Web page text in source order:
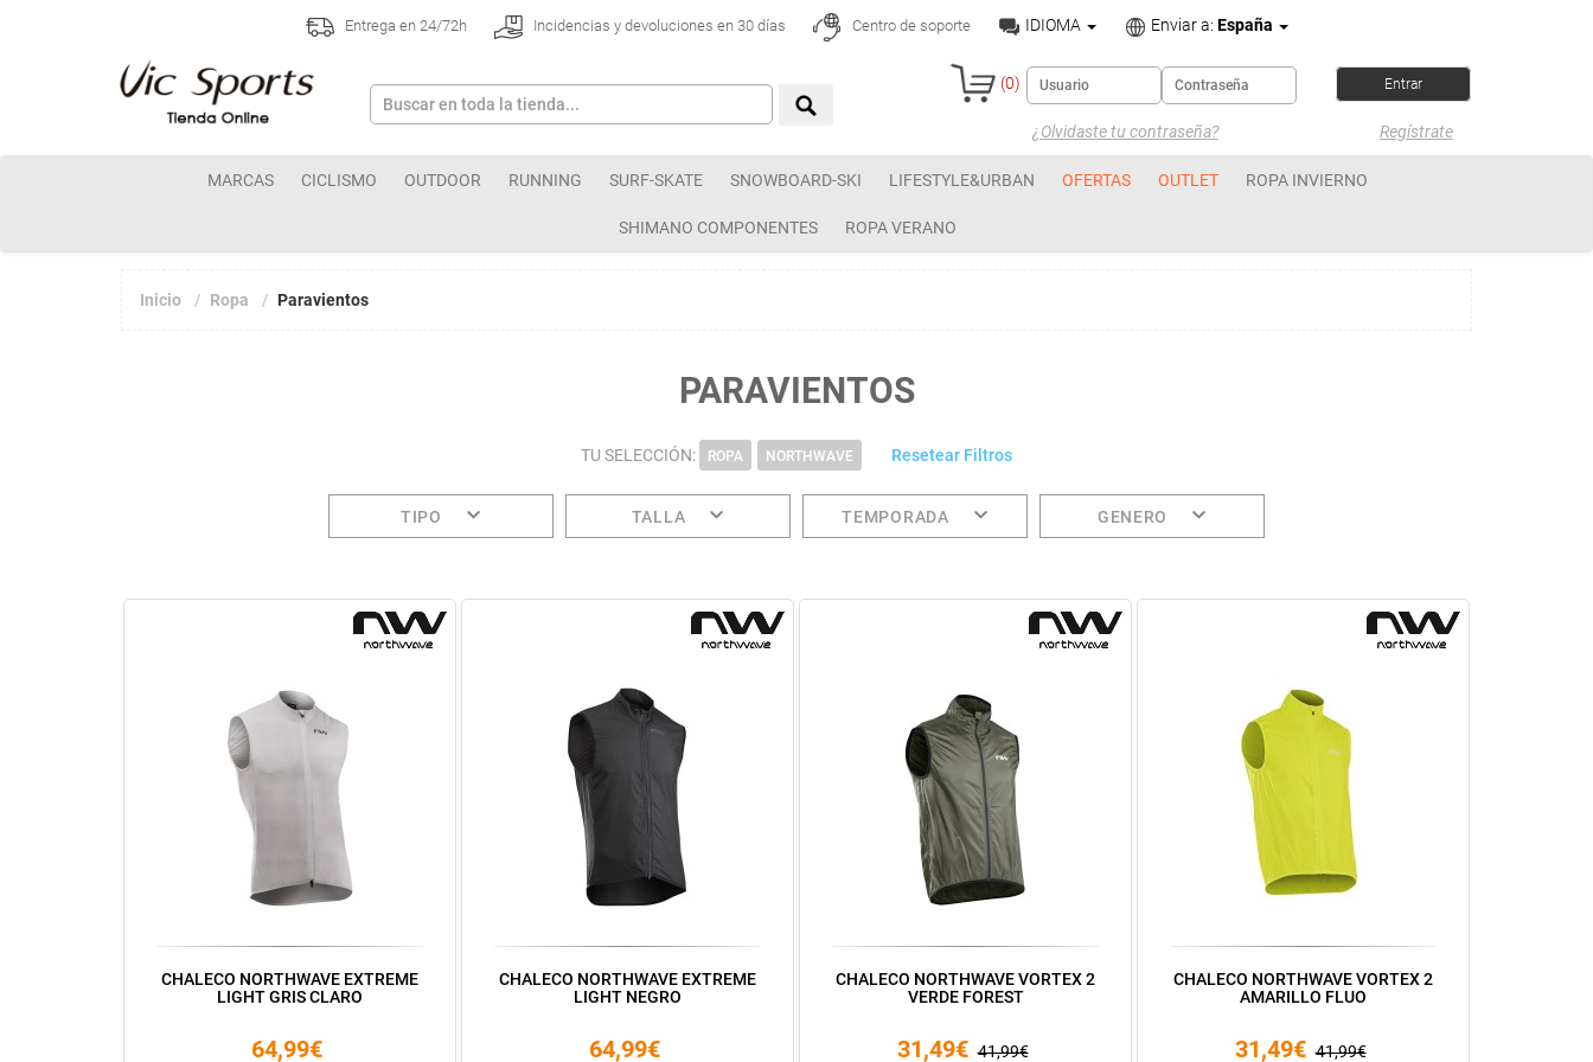
Entrega en 24/72h Incidencias y devoluciones en 30 días Centro de soporte IDIOMA Enviar a: España
(0)
¿Olvidaste tu contraseña? Regístrate
MARCAS CICLISMO OUTDOOR RUNNING SURF-SKATE SNOWBOARD-SKI LIFESTYLE&URBAN OFERTAS OUTLET ROPA INVIERNO
SHIMANO COMPONENTES ROPA VERANO
Inicio Ropa Paravientos
PARAVIENTOS
TU SELECCIÓN: ROPA NORTHWAVE Resetear Filtros
TIPO TALLA TEMPORADA GENERO
CHALECO NORTHWAVE EXTREME
LIGHT GRIS CLARO
64,99€
CHALECO NORTHWAVE EXTREME
LIGHT NEGRO
64,99€
CHALECO NORTHWAVE VORTEX 2
VERDE FOREST
31,49€ 41,99€
CHALECO NORTHWAVE VORTEX 2
AMARILLO FLUO
31,49€ 41,99€